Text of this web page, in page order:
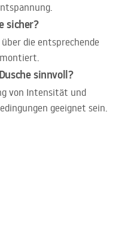
sicher?
die entsprechende
montiert.
sinnvoll?
von Intensität und
geeignet sein.